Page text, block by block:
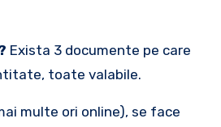
Exista 3 documente pe care
toate valabile.
multe ori online), se face